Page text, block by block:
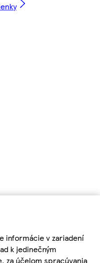
informácie v zariadení
k jedinečným
za účelom spracúvania